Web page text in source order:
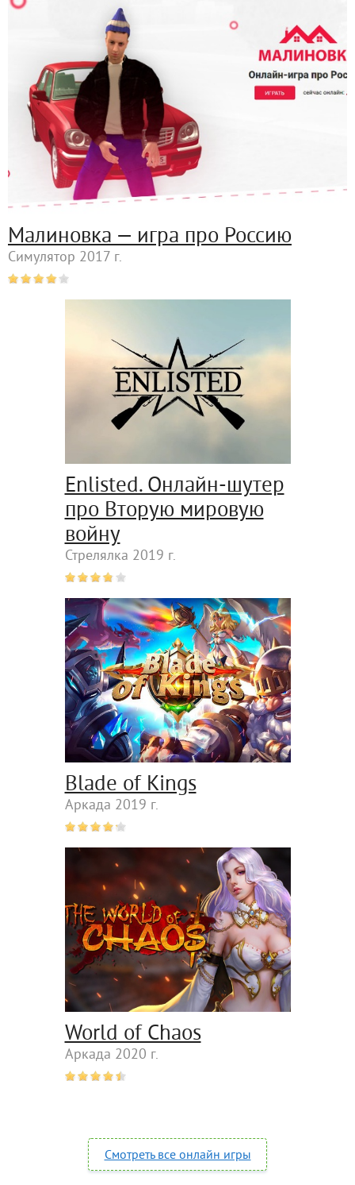
Малиновка — игра про Россию
Симулятор 2017 г.
Enlisted. Онлайн-шутер
про Вторую мировую
войну
Стрелялка 2019 г.
Blade of Kings
Аркада 2019 г.
World of Chaos
Аркада 2020 г.
Смотреть все онлайн игры